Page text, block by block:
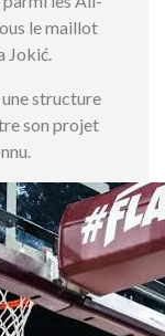
le maillot
Jokić.
structure
son projet